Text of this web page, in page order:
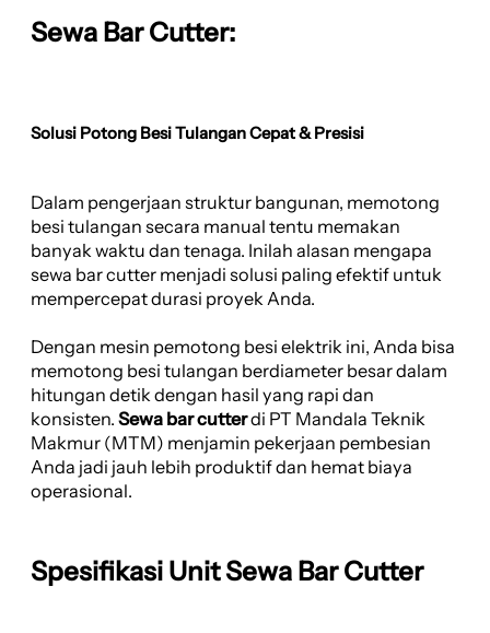
Sewa Bar Cutter:
Solusi Potong Besi Tulangan Cepat & Presisi
Dalam pengerjaan struktur bangunan, memotong
besi tulangan secara manual tentu memakan
banyak waktu dan tenaga. Inilah alasan mengapa
sewa bar cutter menjadi solusi paling efektif untuk
mempercepat durasi proyek Anda.
Dengan mesin pemotong besi elektrik ini, Anda bisa
memotong besi tulangan berdiameter besar dalam
hitungan detik dengan hasil yang rapi dan
konsisten. Sewa bar cutterdi PT Mandala Teknik
Makmur (MTM) menjamin pekerjaan pembesian
Anda jadi jauh lebih produktif dan hemat biaya
operasional.
Spesifikasi Unit Sewa Bar Cutter